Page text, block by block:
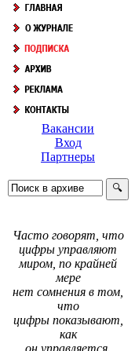
Вакансии
Вход
Партнеры
Часто говорят, что
цифры управляют
миром, по крайней
мере
нет сомнения в том,
что
цифры показывают,
как
он управляется.